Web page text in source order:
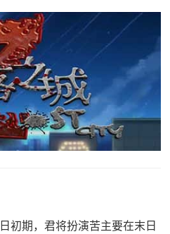
初期，君将扮演苦主要在末日